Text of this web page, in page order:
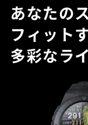
あなたの
フィット
多彩なラ